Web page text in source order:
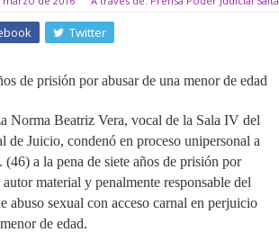
Twitter
de prisión por abusar de una menor de edad
Norma Beatriz Vera, vocal de la Sala IV del
de Juicio, condenó en proceso unipersonal a
a la pena de siete años de prisión por
autor material y penalmente responsable del
abuso sexual con acceso carnal en perjuicio
de edad.